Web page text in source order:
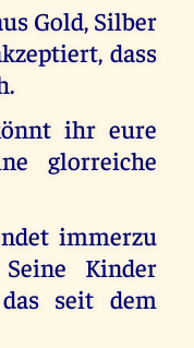
Gold, Silber
dass
ihr eure
glorreiche
immerzu
Kinder
seit dem